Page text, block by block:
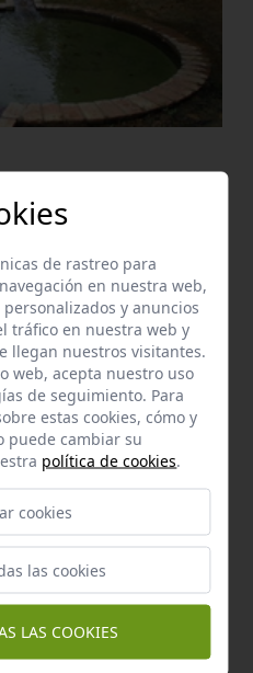
a 2,00 km.
de rastreo para
en nuestra web,
y anuncios
tráfico en nuestra web y
llegan nuestros visitantes.
web, acepta nuestro uso
de seguimiento. Para
estas cookies, cómo y
puede cambiar su
política de cookies.
cookies
las cookies
LAS COOKIES